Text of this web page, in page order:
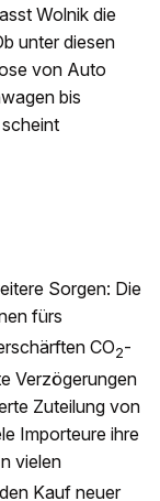
Wolnik die
unter diesen
von Auto
bis
Sorgen: Die
fürs
CO2-
Verzögerungen
Zuteilung von
Importeure ihre
vielen
Kauf neuer